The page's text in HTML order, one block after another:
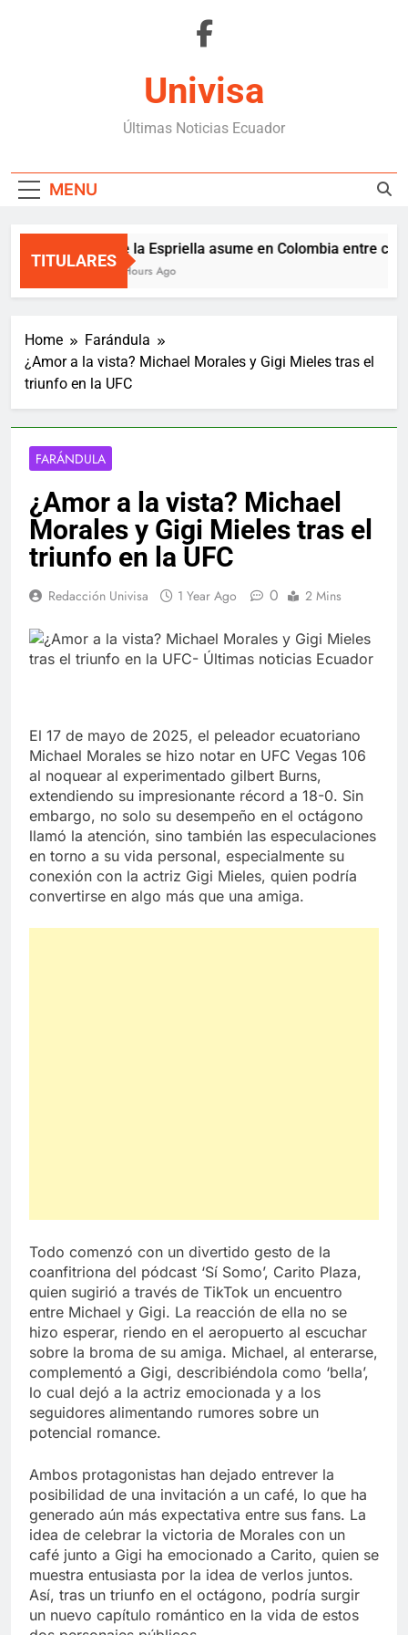
Univisa
Últimas Noticias Ecuador
MENU
TITULARES
De la Espriella asume en Colombia entre
4 Hours Ago
Home
Farándula
¿Amor a la vista? Michael Morales y Gigi Mieles tras el
triunfo en la UFC
FARÁNDULA
¿Amor a la vista? Michael
Morales y Gigi Mieles tras el
triunfo en la UFC
Redacción Univisa 1 Year Ago 0 2 Mins
El 17 de mayo de 2025, el peleador ecuatoriano
Michael Morales se hizo notar en UFC Vegas 106
al noquear al experimentado gilbert Burns,
extendiendo su impresionante récord a 18-0. Sin
embargo, no solo su desempeño en el octágono
llamó la atención, sino también las especulaciones
en torno a su vida personal, especialmente su
conexión con la actriz Gigi Mieles, quien podría
convertirse en algo más que una amiga.
Todo comenzó con un divertido gesto de la
coanfitriona del pódcast ‘Sí Somo’, Carito Plaza,
quien sugirió a través de TikTok un encuentro
entre Michael y Gigi. La reacción de ella no se
hizo esperar, riendo en el aeropuerto al escuchar
sobre la broma de su amiga. Michael, al enterarse,
complementó a Gigi, describiéndola como ‘bella’,
lo cual dejó a la actriz emocionada y a los
seguidores alimentando rumores sobre un
potencial romance.
Ambos protagonistas han dejado entrever la
posibilidad de una invitación a un café, lo que ha
generado aún más expectativa entre sus fans. La
idea de celebrar la victoria de Morales con un
café junto a Gigi ha emocionado a Carito, quien se
muestra entusiasta por la idea de verlos juntos.
Así, tras un triunfo en el octágono, podría surgir
un nuevo capítulo romántico en la vida de estos